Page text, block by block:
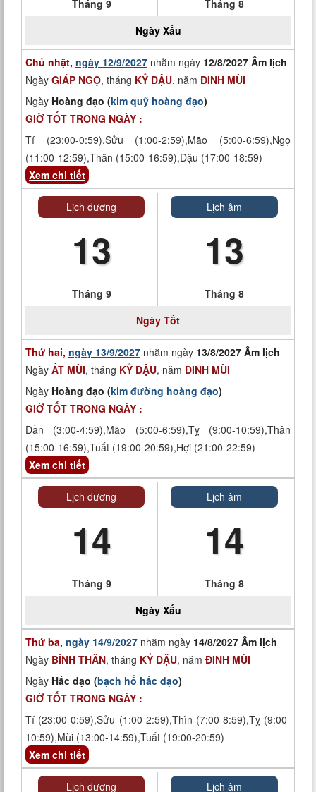
Tháng 9
Tháng 8
Ngày Xấu
Chủ nhật, ngày 12/9/2027 nhằm ngày 12/8/2027 Âm lịch
Ngày GIÁP NGỌ, tháng KỶ DẬU, năm ĐINH MÙI
Ngày Hoàng đạo (kim quỹ hoàng đạo)
GIỜ TỐT TRONG NGÀY :
Tí (23:00-0:59),Sửu (1:00-2:59),Mão (5:00-6:59),Ngọ
(11:00-12:59),Thân (15:00-16:59),Dậu (17:00-18:59)
Xem chi tiết
Lịch dương
13
Tháng 9
Lịch âm
13
Tháng 8
Ngày Tốt
Thứ hai, ngày 13/9/2027 nhằm ngày 13/8/2027 Âm lịch
Ngày ẤT MÙI, tháng KỶ DẬU, năm ĐINH MÙI
Ngày Hoàng đạo (kim đường hoàng đạo)
GIỜ TỐT TRONG NGÀY :
Dần (3:00-4:59),Mão (5:00-6:59),Tỵ (9:00-10:59),Thân
(15:00-16:59),Tuất (19:00-20:59),Hợi (21:00-22:59)
Xem chi tiết
Lịch dương
14
Tháng 9
Lịch âm
14
Tháng 8
Ngày Xấu
Thứ ba, ngày 14/9/2027 nhằm ngày 14/8/2027 Âm lịch
Ngày BÍNH THÂN, tháng KỶ DẬU, năm ĐINH MÙI
Ngày Hắc đạo (bạch hổ hắc đạo)
GIỜ TỐT TRONG NGÀY :
Tí (23:00-0:59),Sửu (1:00-2:59),Thìn (7:00-8:59),Tỵ (9:00-
10:59),Mùi (13:00-14:59),Tuất (19:00-20:59)
Xem chi tiết
Lịch dương Lịch âm